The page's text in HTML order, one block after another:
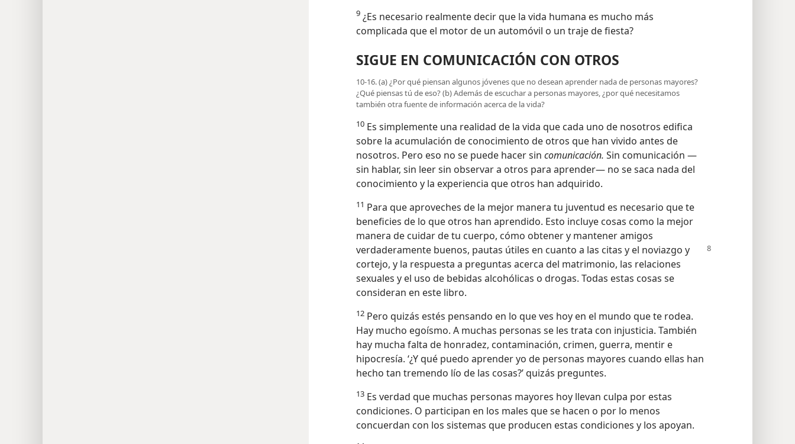
9 ¿Es necesario realmente decir que la vida humana es mucho más
complicada que el motor de un automóvil o un traje de fiesta?
SIGUE EN COMUNICACIÓN CON OTROS
10-16. (a) ¿Por qué piensan algunos jóvenes que no desean aprender nada de personas mayores?
¿Qué piensas tú de eso? (b) Además de escuchar a personas mayores, ¿por qué necesitamos
también otra fuente de información acerca de la vida?
10 Es simplemente una realidad de la vida que cada uno de nosotros edifica
sobre la acumulación de conocimiento de otros que han vivido antes de
nosotros. Pero eso no se puede hacer sin comunicación. Sin comunicación —
sin hablar, sin leer sin observar a otros para aprender— no se saca nada del
conocimiento y la experiencia que otros han adquirido.
11 Para que aproveches de la mejor manera tu juventud es necesario que te
beneficies de lo que otros han aprendido. Esto incluye cosas como la mejor
manera de cuidar de tu cuerpo, cómo obtener y mantener amigos
verdaderamente buenos, pautas útiles en cuanto a las citas y el noviazgo y
cortejo, y la respuesta a preguntas acerca del matrimonio, las relaciones
sexuales y el uso de bebidas alcohólicas o drogas. Todas estas cosas se
consideran en este libro.
12 Pero quizás estés pensando en lo que ves hoy en el mundo que te rodea.
Hay mucho egoísmo. A muchas personas se les trata con injusticia. También
hay mucha falta de honradez, contaminación, crimen, guerra, mentir e
hipocresía. ‘¿Y qué puedo aprender yo de personas mayores cuando ellas han
hecho tan tremendo lío de las cosas?’ quizás preguntes.
13 Es verdad que muchas personas mayores hoy llevan culpa por estas
condiciones. O participan en los males que se hacen o por lo menos
concuerdan con los sistemas que producen estas condiciones y los apoyan.